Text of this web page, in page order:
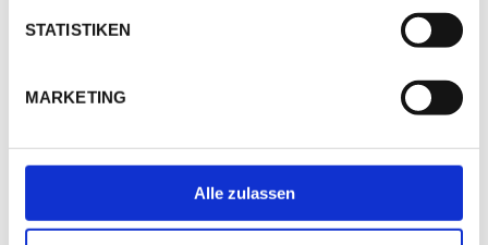
STATISTIKEN
MARKETING
Alle zulassen
Region entdecken